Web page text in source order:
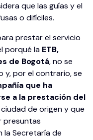
que las guías y el
o difíciles.
prestar el servicio
porqué la ETB,
de Bogotá, no se
por el contrario, se
que ha
a la prestación del
de origen y que
presuntas
la Secretaría de